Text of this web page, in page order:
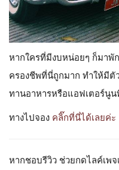
หากใครที่มีงบหน่อยๆ ก็มาพั
ครองชีพที่นี่ถูกมาก ทำให้มีตั
ทานอาหารหรือแอฟเตอร์นูน
ทางไปจอง คลิ๊กที่นี่ได้เลยค่ะ
หากชอบรีวิว ช่วยกดไลค์เพ